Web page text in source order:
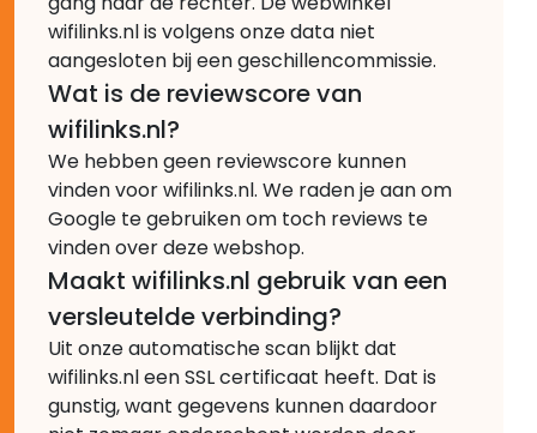
wifilinks.nl is volgens onze data niet
aangesloten bij een geschillencommissie.
Wat is de reviewscore van
wifilinks.nl?
We hebben geen reviewscore kunnen
vinden voor wifilinks.nl. We raden je aan om
Google te gebruiken om toch reviews te
vinden over deze webshop.
Maakt wifilinks.nl gebruik van een
versleutelde verbinding?
Uit onze automatische scan blijkt dat
wifilinks.nl een SSL certificaat heeft. Dat is
gunstig, want gegevens kunnen daardoor